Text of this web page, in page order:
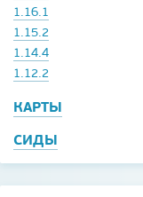
1.16.1
1.15.2
1.14.4
1.12.2
КАРТЫ
СИДЫ